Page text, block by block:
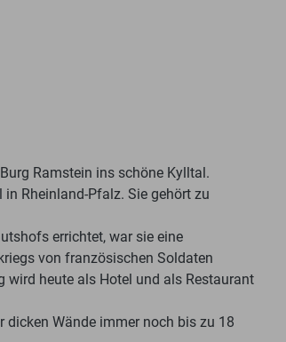
Ramstein ins schöne Kylltal.
Rheinland-Pfalz. Sie gehört zu
errichtet, war sie eine
von französischen Soldaten
wird heute als Hotel und als Restaurant
dicken Wände immer noch bis zu 18